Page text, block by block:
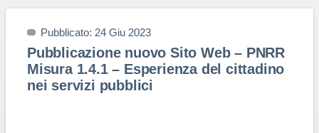
Pubblicato: 24 Giu 2023
Pubblicazione nuovo Sito Web – PNRR
Misura 1.4.1 – Esperienza del cittadino
nei servizi pubblici